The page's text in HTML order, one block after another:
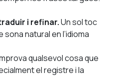
i refinar.Un sol toc
natural en l’idioma
qualsevol cosa que
el registre i la